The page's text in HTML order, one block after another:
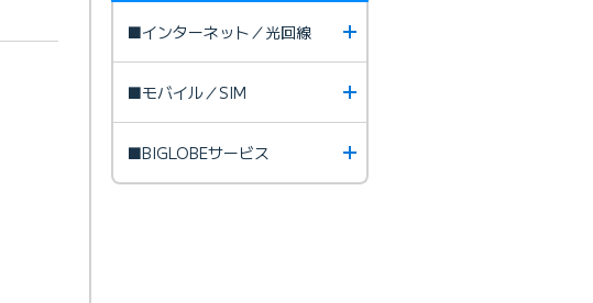
■インターネット／光回線
■モバイル／SIM
■BIGLOBEサービス